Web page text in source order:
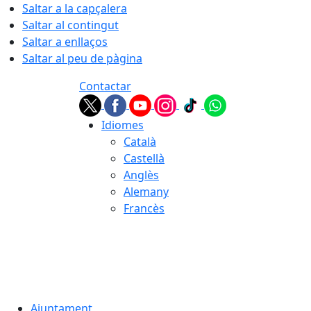
Saltar a la capçalera
Saltar al contingut
Saltar a enllaços
Saltar al peu de pàgina
Contactar
Idiomes
Català
Castellà
Anglès
Alemany
Francès